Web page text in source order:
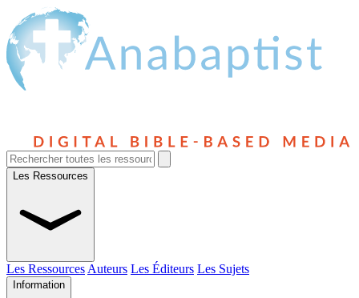
Les Ressources
Les Ressources Auteurs Les Éditeurs Les Sujets
Information